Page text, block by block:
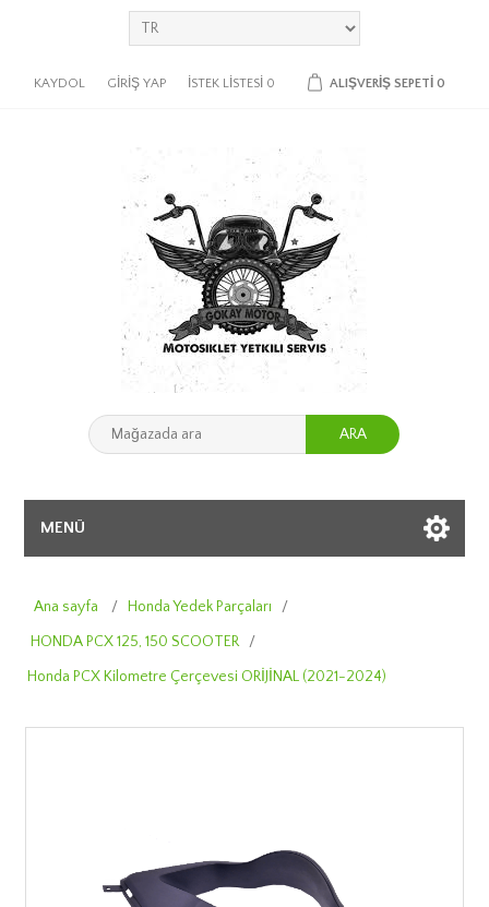
KAYDOL GIRIŞ YAP İSTEK LISTESI 0 ALIŞVERIŞ SEPETI 0
ARA
MENÜ
Ana sayfa / Honda Yedek Parçaları
/
HONDA PCX 125, 150 SCOOTER /
Honda PCX Kilometre Çerçevesi ORİJİNAL (2021-2024)